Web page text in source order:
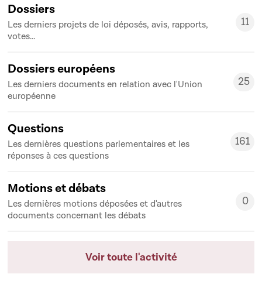
Dossiers
Les derniers projets de loi déposés, avis, rapports,
votes...
11
11
Dossiers européens
Les derniers documents en relation avec l'Union
européenne
25
25
Questions
Les dernières questions parlementaires et les
réponses à ces questions
161
161
Motions et débats
Les dernières motions déposées et d'autres
documents concernant les débats
0
0
Voir toute l'activité